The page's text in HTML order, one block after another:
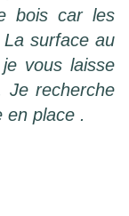
bois car les
surface au
vous laisse
Je recherche
en place .